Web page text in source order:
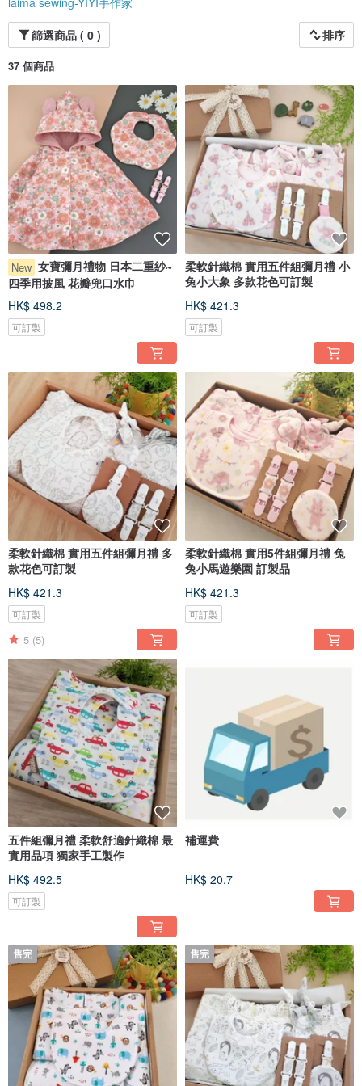
篩選商品 ( 0 )
排序
37 個商品
New 女寶彌月禮物 日本二重紗~
四季用披風 花瓣兜口水巾
HK$ 498.2
可訂製
柔軟針織棉 實用五件組彌月禮 小
兔小大象 多款花色可訂製
HK$ 421.3
可訂製
柔軟針織棉 實用五件組彌月禮 多
款花色可訂製
HK$ 421.3
可訂製
5 (5)
柔軟針織棉 實用5件組彌月禮 兔
兔小馬遊樂園 訂製品
HK$ 421.3
可訂製
五件組彌月禮 柔軟舒適針織棉 最
實用品項 獨家手工製作
HK$ 492.5
可訂製
補運費
HK$ 20.7
售完 售完